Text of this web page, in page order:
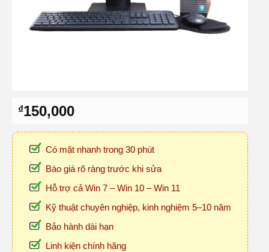
₫150,000
Có mặt nhanh trong 30 phút
Báo giá rõ ràng trước khi sửa
Hỗ trợ cả Win 7 – Win 10 – Win 11
Kỹ thuật chuyên nghiệp, kinh nghiệm 5–10 năm
Bảo hành dài hạn
Linh kiện chính hãng